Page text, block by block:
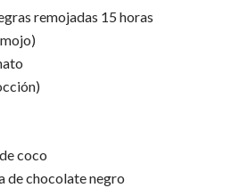
remojadas 15 horas
coco
de chocolate negro